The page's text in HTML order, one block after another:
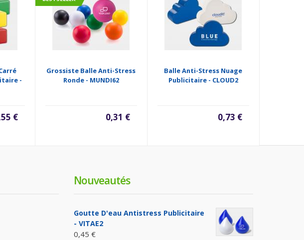
-
€
Grossiste Balle Anti-Stress
Ronde - MUNDI62
0,31 €
Balle Anti-Stress Nuage
Publicitaire - CLOUD2
0,73 €
Nouveautés
Goutte D'eau Antistress Publicitaire
- VITAE2
0,45 €